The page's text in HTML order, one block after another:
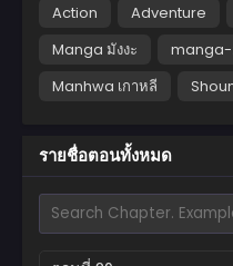
Action Adventure
Manga มังงะ
Manhwa เกาหลี
รายชื่อตอนทั้งหมด